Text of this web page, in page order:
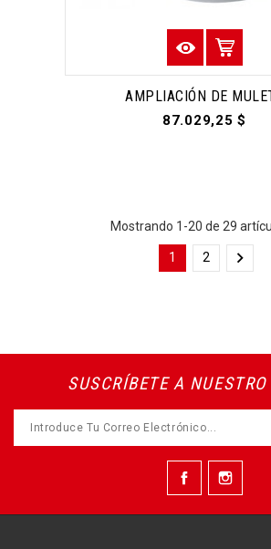
AMPLIACIÓN DE
87.029,25 $
Mostrando 1-20 de 29
1 2 
SUSCRÍBETE A
Facebook